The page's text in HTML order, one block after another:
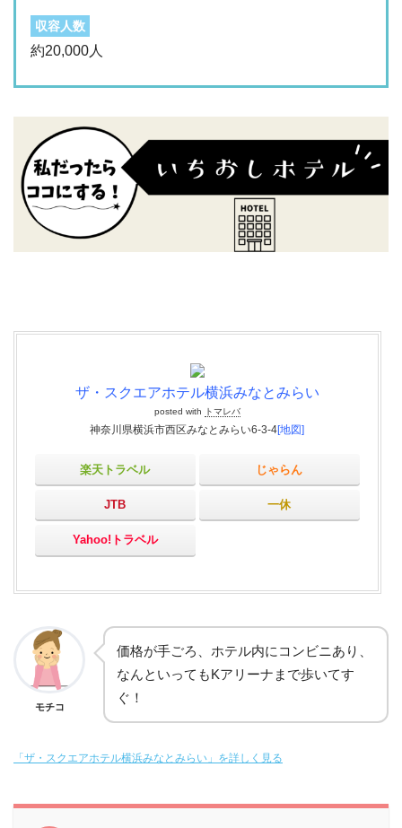
収容人数
約20,000人
ザ・スクエアホテル横浜みなとみらい
posted with トマレバ
神奈川県横浜市西区みなとみらい6-3-4[地図]
楽天トラベル じゃらん
JTB 一休
Yahoo!トラベル
モチコ
価格が手ごろ、ホテル内にコンビニあり、
なんといってもKアリーナまで歩いてす
ぐ！
「ザ・スクエアホテル横浜みなとみらい」を詳しく見る